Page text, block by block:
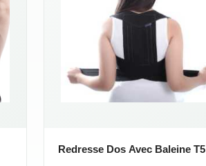
Redresse Dos Avec Baleine T5